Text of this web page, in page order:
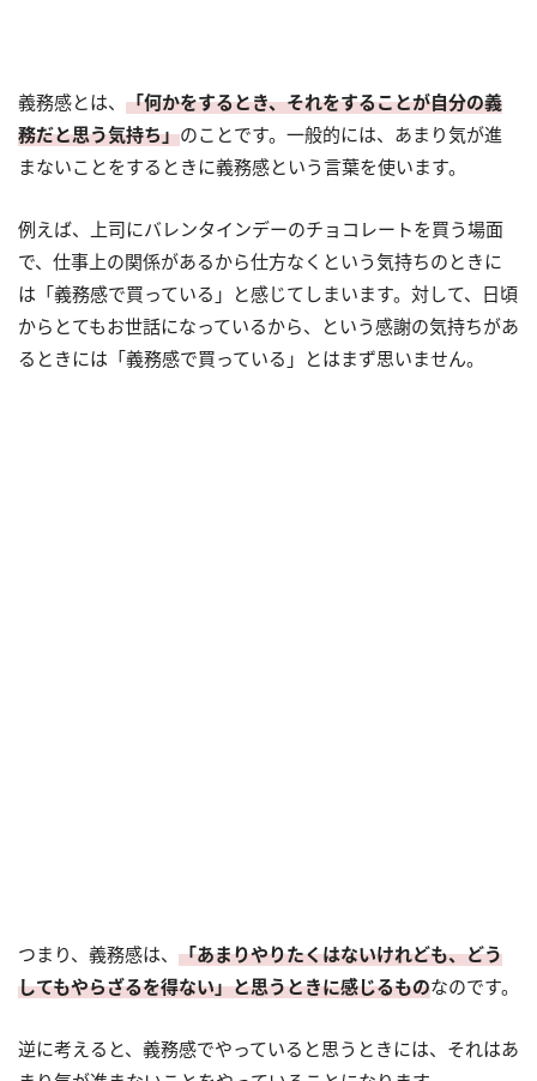
義務感とは、 「何かをするとき、それをすることが自分の義
務だと思う気持ち」のことです。一般的には、あまり気が進
まないことをするときに義務感という言葉を使います。
例えば、上司にバレンタインデーのチョコレートを買う場面
で、仕事上の関係があるから仕方なくという気持ちのときに
は「義務感で買っている」と感じてしまいます。対して、日頃
からとてもお世話になっているから、という感謝の気持ちがあ
るときには「義務感で買っている」とはまず思いません。
つまり、義務感は、 「あまりやりたくはないけれども、どう
してもやらざるを得ない」と思うときに感じるものなのです。
逆に考えると、義務感でやっていると思うときには、それはあ